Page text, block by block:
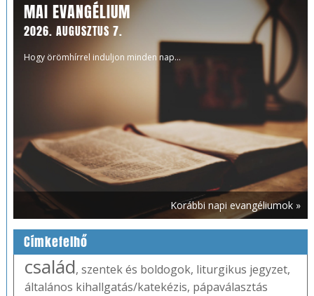
MAI EVANGÉLIUM
2026. AUGUSZTUS 7.
Hogy örömhírrel induljon minden nap...
Korábbi napi evangéliumok »
Címkefelhő
család, szentek és boldogok, liturgikus jegyzet,
általános kihallgatás/katekézis, pápaválasztás